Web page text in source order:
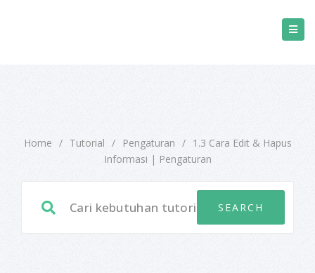
Home / Tutorial / Pengaturan /
1.3 Cara Edit & Hapus
Informasi | Pengaturan